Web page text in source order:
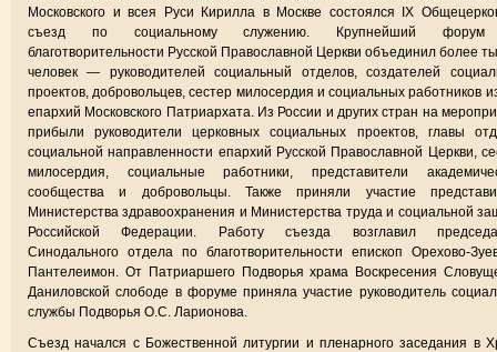
Московского и всея Руси Кирилла в Москве состоялся IX
съезд по социальному служению. Крупнейший
благотворительности Русской Православной Церкви объединил более
человек — руководителей социальный отделов, создателей
проектов, добровольцев, сестер милосердия и социальных работников
епархий Московского Патриархата. Из России и других стран на
прибыли руководители церковных социальных проектов, главы
социальной направленности епархий Русской Православной Церкви,
милосердия, социальные работники, представители
сообщества и добровольцы. Также приняли участие
Министерства здравоохранения и Министерства труда и социальной
Российской Федерации. Работу съезда возглавил
Синодального отдела по благотворительности епископ Орехово-
Пантелеимон. От Патриаршего Подворья храма Воскресения
Даниловской слободе в форуме приняла участие руководитель
службы Подворья О.С. Ларионова.
Съезд начался с Божественной литургии и пленарного заседания в